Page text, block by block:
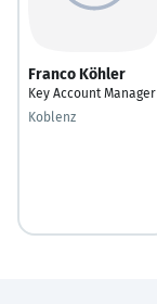
Franco Köhler
Key Account Manager
Koblenz